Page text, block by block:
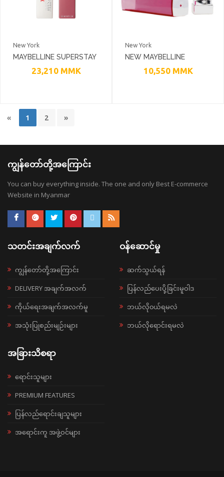
New York
MAYBELLINE SUPERSTAY
MATTE INK LIQUID
23,210 MMK
New York
NEW MAYBELLINE
COLOUR SENSATIONAL
10,550 MMK
« 1 2 »
ကျွန်တော်တို့အကြောင်း
You can buy everything inside. The one and only Best E-commerce
Website in Myanmar
သတင်းအချက်လက်
ကျွန်တော်တို့အကြောင်း
DELIVERY အချက်အလက်
ကိုယ်ရေးအချက်အလက်မူ
အသုံးပြုစည်းမျဉ်းများ
ဝန်ဆောင်မှု
ဆက်သွယ်ရန်
ပြန်လည်ပေးပို့ခြင်းမူဝါဒ
ဘယ်လို၀ယ်ရမလဲ
ဘယ်လိုရောင်းရမလဲ
အခြားသိစရာ
ရောင်းသူများ
PREMIUM FEATURES
ပြန်လည်ရောင်းချသူများ
အရောင်းကူ အဖွဲ့ဝင်များ